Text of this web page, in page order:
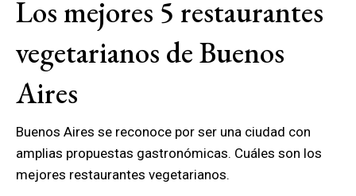
Los mejores 5 restaurantes
vegetarianos de Buenos
Aires
Buenos Aires se reconoce por ser una ciudad con
amplias propuestas gastronómicas. Cuáles son los
mejores restaurantes vegetarianos.